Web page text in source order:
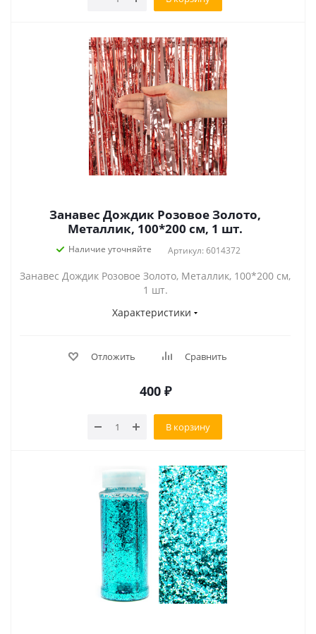
Занавес Дождик Розовое Золото,
Металлик, 100*200 см, 1 шт.
Наличие уточняйте Артикул: 6014372
Занавес Дождик Розовое Золото, Металлик, 100*200 см,
1 шт.
Характеристики
Отложить Сравнить
400 ₽
В корзину